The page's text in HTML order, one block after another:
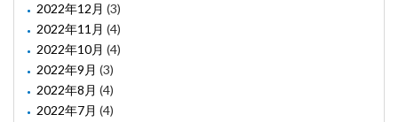
2022年12月 (3)
2022年11月 (4)
2022年10月 (4)
2022年9月 (3)
2022年8月 (4)
2022年7月 (4)